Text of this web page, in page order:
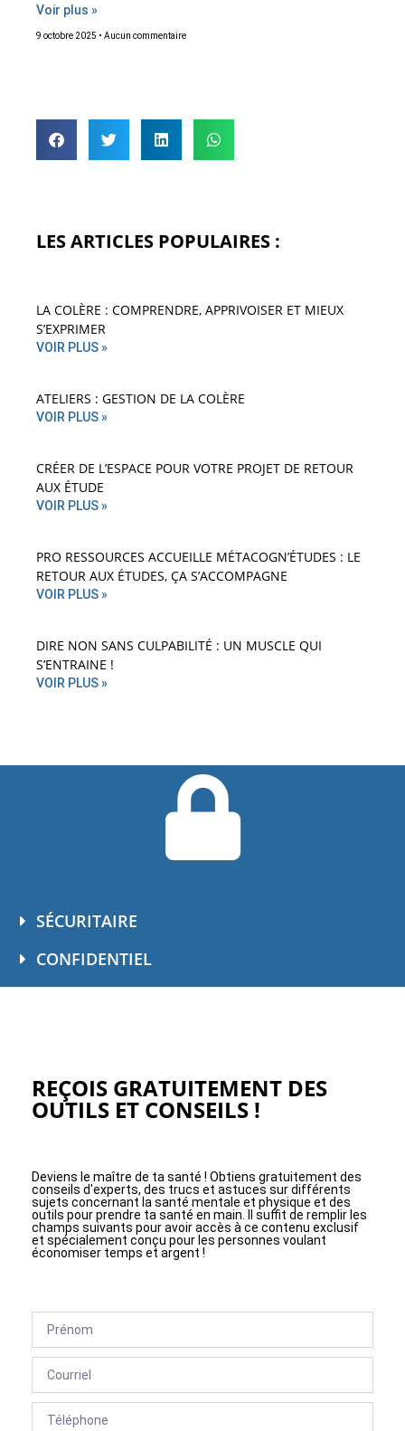
Voir plus »
9 octobre 2025 Aucun commentaire
LES ARTICLES POPULAIRES :
LA COLÈRE : COMPRENDRE, APPRIVOISER ET MIEUX
S’EXPRIMER
VOIR PLUS »
ATELIERS : GESTION DE LA COLÈRE
VOIR PLUS »
CRÉER DE L’ESPACE POUR VOTRE PROJET DE RETOUR
AUX ÉTUDE
VOIR PLUS »
PRO RESSOURCES ACCUEILLE MÉTACOGN’ÉTUDES : LE
RETOUR AUX ÉTUDES, ÇA S’ACCOMPAGNE
VOIR PLUS »
DIRE NON SANS CULPABILITÉ : UN MUSCLE QUI
S’ENTRAINE !
VOIR PLUS »
SÉCURITAIRE
CONFIDENTIEL
REÇOIS GRATUITEMENT DES
OUTILS ET CONSEILS !
Deviens le maître de ta santé ! Obtiens gratuitement des
conseils d'experts, des trucs et astuces sur différents
sujets concernant la santé mentale et physique et des
outils pour prendre ta santé en main. Il suffit de remplir les
champs suivants pour avoir accès à ce contenu exclusif
et spécialement conçu pour les personnes voulant
économiser temps et argent !